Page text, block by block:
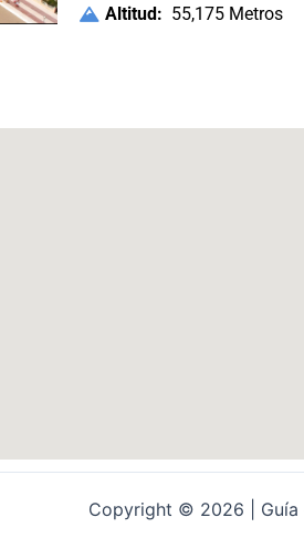
Altitud: 55,175 Metros
Copyright © 2026 | Guía